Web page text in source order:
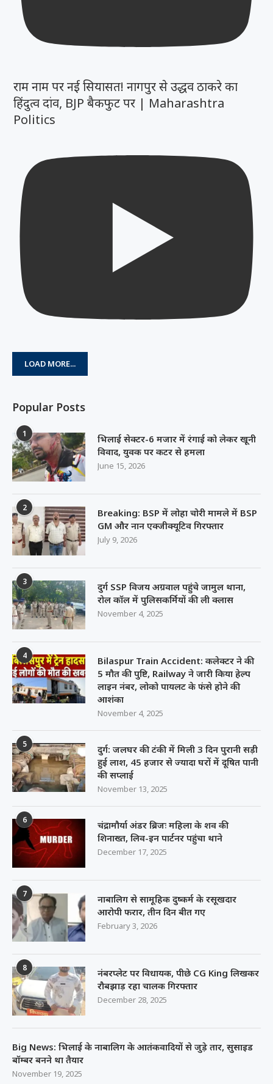
राम नाम पर नई सियासत! नागपुर से उद्धव ठाकरे का
हिंदुत्व दांव, BJP बैकफुट पर | Maharashtra
Politics
LOAD MORE...
Popular Posts
1
भिलाई सेक्टर-6 मजार में रंगाई को लेकर खूनी
विवाद, युवक पर कटर से हमला
June 15, 2026
2
Breaking: BSP में लोहा चोरी मामले में BSP
GM और नान एक्जीक्यूटिव गिरफ्तार
July 9, 2026
3
दुर्ग SSP विजय अग्रवाल पहुंचे जामुल थाना,
रोल कॉल में पुलिसकर्मियों की ली क्लास
November 4, 2025
4
Bilaspur Train Accident: कलेक्टर ने की
5 मौत की पुष्टि, Railway ने जारी किया हेल्प
लाइन नंबर, लोको पायलट के फंसे होने की
आशंका
November 4, 2025
5
दुर्ग: जलघर की टंकी में मिली 3 दिन पुरानी सड़ी
हुई लाश, 45 हजार से ज्यादा घरों में दूषित पानी
की सप्लाई
November 13, 2025
6
चंद्रामौर्या अंडर ब्रिजः महिला के शव की
शिनाख्त, लिव-इन पार्टनर पहुंचा थाने
December 17, 2025
7
नाबालिग से सामूहिक दुष्कर्म के रसूखदार
आरोपी फरार, तीन दिन बीत गए
February 3, 2026
8
नंबरप्लेट पर विधायक, पीछे CG King लिखकर
रौबझाड़ रहा चालक गिरफ्तार
December 28, 2025
Big News: भिलाई के नाबालिग के आतंकवादियों से जुड़े तार, सुसाइड
बॉम्बर बनने था तैयार
November 19, 2025